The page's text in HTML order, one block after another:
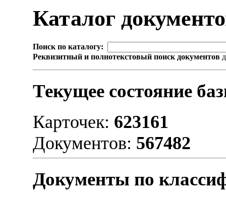
Каталог
Поиск по каталогу:
Реквизитный и полнотекстовый поиск документов
Текущее состояние
Карточек: 623161
Документов: 567482
Документы по